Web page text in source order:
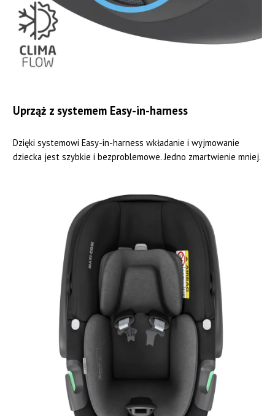
Uprząż z systemem Easy-in-harness
Dzięki systemowi Easy-in-harness wkładanie i wyjmowanie
dziecka jest szybkie i bezproblemowe. Jedno zmartwienie mniej.